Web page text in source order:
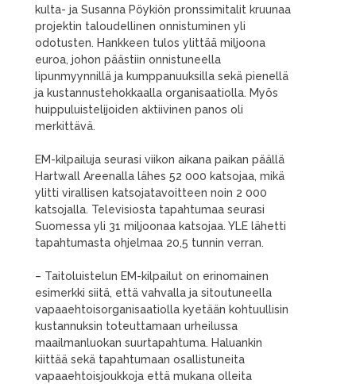
kulta- ja Susanna Pöykiön pronssimitalit kruunaa
projektin taloudellinen onnistuminen yli
odotusten. Hankkeen tulos ylittää miljoona
euroa, johon päästiin onnistuneella
lipunmyynnillä ja kumppanuuksilla sekä pienellä
ja kustannustehokkaalla organisaatiolla. Myös
huippuluistelijoiden aktiivinen panos oli
merkittävä.
EM-kilpailuja seurasi viikon aikana paikan päällä
Hartwall Areenalla lähes 52 000 katsojaa, mikä
ylitti virallisen katsojatavoitteen noin 2 000
katsojalla. Televisiosta tapahtumaa seurasi
Suomessa yli 31 miljoonaa katsojaa. YLE lähetti
tapahtumasta ohjelmaa 20,5 tunnin verran.
– Taitoluistelun EM-kilpailut on erinomainen
esimerkki siitä, että vahvalla ja sitoutuneella
vapaaehtoisorganisaatiolla kyetään kohtuullisin
kustannuksin toteuttamaan urheilussa
maailmanluokan suurtapahtuma. Haluankin
kiittää sekä tapahtumaan osallistuneita
vapaaehtoisjoukkoja että mukana olleita